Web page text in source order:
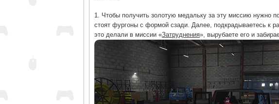
1. Чтобы получить золотую медальку за эту миссию нужно
стоят фургоны с формой сзади. Далее, подкрадываетесь к
это делали в миссии «Затруднения», вырубаете его и